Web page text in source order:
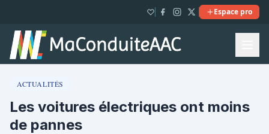
Espace pro
ACTUALITÉS
Les voitures électriques ont moins
de pannes